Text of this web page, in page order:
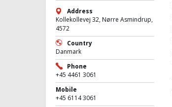
Address
Kollekollevej 32, Nørre Asmindrup,
4572
Country
Danmark
Phone
+45 4461 3061
Mobile
+45 6114 3061